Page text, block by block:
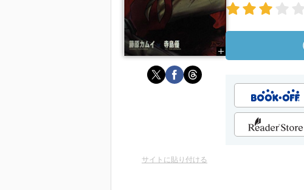
サイトに貼り付ける